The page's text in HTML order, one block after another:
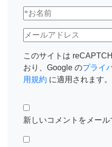
このサイトは
おり、Google のプライ
用規約 に適用されます。
新しいコメントをメール